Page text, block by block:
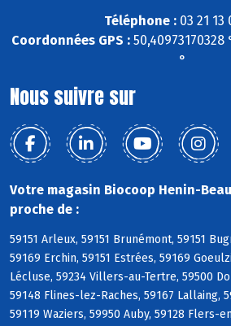
Téléphone : 03 21 13
Coordonnées GPS : 50,40973170328
°
Nous suivre sur
Votre magasin Biocoop Henin-
proche de :
59151 Arleux, 59151 Brunémont, 59151
59169 Erchin, 59151 Estrées, 59169
Lécluse, 59234 Villers-au-Tertre, 59500
59148 Flines-lez-Raches, 59167 Lallaing,
59119 Waziers, 59950 Auby, 59128 Flers-